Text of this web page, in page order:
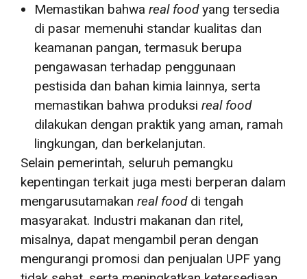
Memastikan bahwa real foodyang tersedia
di pasar memenuhi standar kualitas dan
keamanan pangan, termasuk berupa
pengawasan terhadap penggunaan
pestisida dan bahan kimia lainnya, serta
memastikan bahwa produksi real food
dilakukan dengan praktik yang aman, ramah
lingkungan, dan berkelanjutan.
Selain pemerintah, seluruh pemangku
kepentingan terkait juga mesti berperan dalam
mengarusutamakan real food di tengah
masyarakat. Industri makanan dan ritel,
misalnya, dapat mengambil peran dengan
mengurangi promosi dan penjualan UPF yang